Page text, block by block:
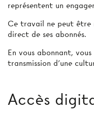
représentent un
Ce travail ne peut être
direct de ses abonnés.
En vous abonnant,
transmission d’une
Accès